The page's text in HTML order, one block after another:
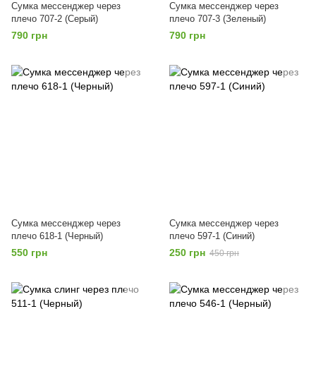
Сумка мессенджер через
плечо 707-2 (Серый)
790 грн
Сумка мессенджер через
плечо 707-3 (Зеленый)
790 грн
Сумка мессенджер через
плечо 618-1 (Черный)
550 грн
Сумка мессенджер через
плечо 597-1 (Синий)
250 грн 450 грн